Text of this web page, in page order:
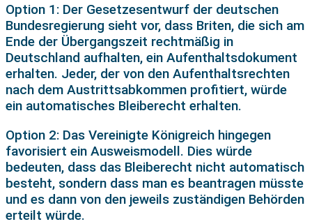
Option 1: Der Gesetzesentwurf der deutschen
Bundesregierung sieht vor, dass Briten, die sich am
Ende der Übergangszeit rechtmäßig in
Deutschland aufhalten, ein Aufenthaltsdokument
erhalten. Jeder, der von den Aufenthaltsrechten
nach dem Austrittsabkommen profitiert, würde
ein automatisches Bleiberecht erhalten.
Option 2: Das Vereinigte Königreich hingegen
favorisiert ein Ausweismodell. Dies würde
bedeuten, dass das Bleiberecht nicht automatisch
besteht, sondern dass man es beantragen müsste
und es dann von den jeweils zuständigen Behörden
erteilt würde.